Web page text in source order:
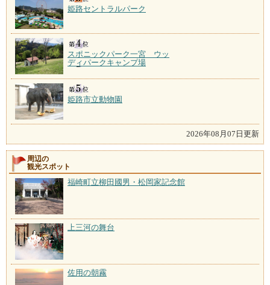
姫路セントラルパーク
スポニックパーク一宮 ウッ
ディパークキャンプ場
姫路市立動物園
2026年08月07日更新
周辺の
観光スポット
福崎町立柳田國男・松岡家記念館
上三河の舞台
佐用の朝霧